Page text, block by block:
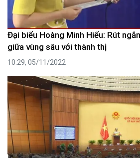
Đại biểu Hoàng Minh Hiếu: Rút
giữa vùng sâu với thành thị
10:29, 05/11/2022